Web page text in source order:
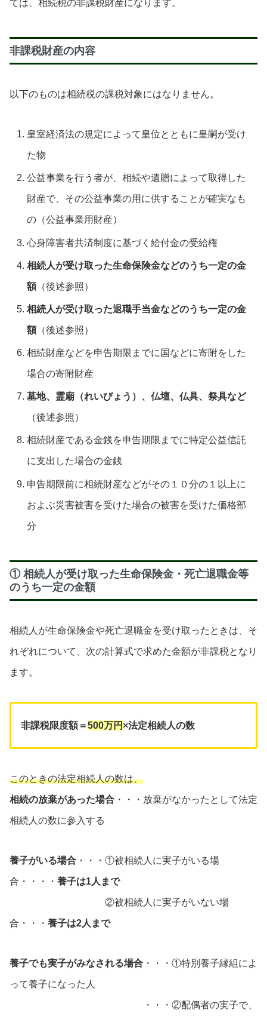
ては、相続税の非課税財産になります。
非課税財産の内容
以下のものは相続税の課税対象にはなりません。
皇室経済法の規定によって皇位とともに皇嗣が受け
た物
公益事業を行う者が、相続や遺贈によって取得した
財産で、その公益事業の用に供することが確実なも
の（公益事業用財産）
心身障害者共済制度に基づく給付金の受給権
相続人が受け取った生命保険金などのうち一定の金
額（後述参照）
相続人が受け取った退職手当金などのうち一定の金
額（後述参照）
相続財産などを申告期限までに国などに寄附をした
場合の寄附財産
墓地、霊廟（れいびょう）、仏壇、仏具、祭具など
（後述参照）
相続財産である金銭を申告期限までに特定公益信託
に支出した場合の金銭
申告期限前に相続財産などがその１０分の１以上に
およぶ災害被害を受けた場合の被害を受けた価格部
分
① 相続人が受け取った生命保険金・死亡退職金等
のうち一定の金額
相続人が生命保険金や死亡退職金を受け取ったときは、そ
れぞれについて、次の計算式で求めた金額が非課税となり
ます。
非課税限度額＝500万円 ×法定相続人の数
このときの法定相続人の数は、
相続の放棄があった場合 ・・・放棄がなかったとして法定
相続人の数に参入する
養子がいる場合 ・・・①被相続人に実子がいる場
合・・・・ 養子は1人まで
②被相続人に実子がいない場
合・・・ 養子は2人まで
養子でも実子がみなされる場合 ・・・①特別養子縁組によ
って養子になった人
・・・②配偶者の実子で、